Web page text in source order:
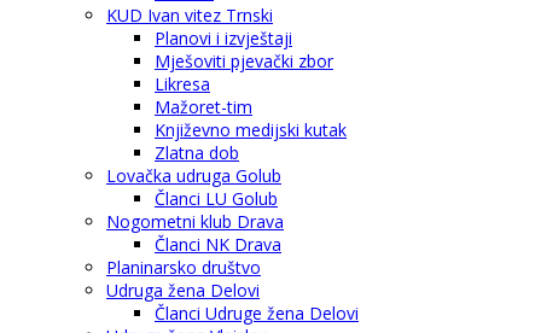
KUD Ivan vitez Trnski
Planovi i izvještaji
Mješoviti pjevački zbor
Likresa
Mažoret-tim
Književno medijski kutak
Zlatna dob
Lovačka udruga Golub
Članci LU Golub
Nogometni klub Drava
Članci NK Drava
Planinarsko društvo
Udruga žena Delovi
Članci Udruge žena Delovi